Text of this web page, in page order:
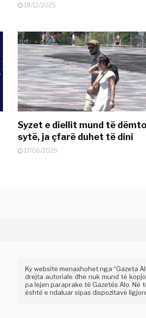
18/12/2025
Syzet e diellit mund të
sytë, ja çfarë duhet të dini
17/06/2025
Ky website menaxhohet nga “Gazeta
drejta autoriale dhe nuk mund të
pa lejen paraprake të Gazetës Alo.
është e ndaluar sipas dispozitave